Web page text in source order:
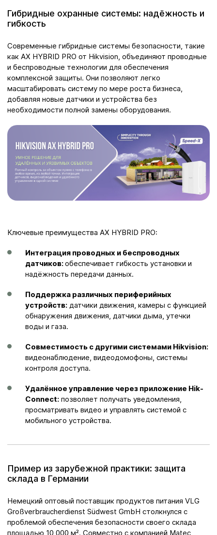
Гибридные охранные системы: надёжность и
гибкость
Современные гибридные системы безопасности, такие
как AX HYBRID PRO от Hikvision, объединяют проводные
и беспроводные технологии для обеспечения
комплексной защиты. Они позволяют легко
масштабировать систему по мере роста бизнеса,
добавляя новые датчики и устройства без
необходимости полной замены оборудования.​
Ключевые преимущества AX HYBRID PRO:​
Интеграция проводных и беспроводных
датчиков:обеспечивает гибкость установки и
надёжность передачи данных.​
Поддержка различных периферийных
устройств: датчики движения, камеры с функцией
обнаружения движения, датчики дыма, утечки
воды и газа.​
Совместимость с другими системами Hikvision:
видеонаблюдение, видеодомофоны, системы
контроля доступа.​
Удалённое управление через приложение Hik-
Connect: позволяет получать уведомления,
просматривать видео и управлять системой с
мобильного устройства.
Пример из зарубежной практики: защита
склада в Германии
Немецкий оптовый поставщик продуктов питания VLG
Großverbraucherdienst Südwest GmbH столкнулся с
проблемой обеспечения безопасности своего склада
площадью 10 000 м². Совместно с компанией Matec